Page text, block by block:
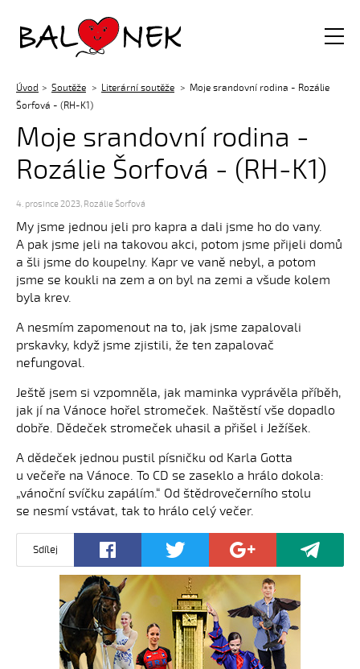
Balónek z.s.
Úvod Soutěže Literární soutěže
Moje srandovní rodina - Rozálie
Šorfová - (RH-K1)
Moje srandovní rodina -
Rozálie Šorfová - (RH-K1)
4. prosince 2023, Rozálie Šorfová
My jsme jednou jeli pro kapra a dali jsme ho do vany.
A pak jsme jeli na takovou akci, potom jsme přijeli domů
a šli jsme do koupelny. Kapr ve vaně nebyl, a potom
jsme se koukli na zem a on byl na zemi a všude kolem
byla krev.
A nesmím zapomenout na to, jak jsme zapalovali
prskavky, když jsme zjistili, že ten zapalovač
nefungoval.
Ještě jsem si vzpomněla, jak maminka vyprávěla příběh,
jak jí na Vánoce hořel stromeček. Naštěstí vše dopadlo
dobře. Dědeček stromeček uhasil a přišel i Ježíšek.
A dědeček jednou pustil písničku od Karla Gotta
u večeře na Vánoce. To CD se zaseklo a hrálo dokola:
„vánoční svíčku zapálím.“ Od štědrovečerního stolu
se nesmí vstávat, tak to hrálo celý večer.
Sdílej